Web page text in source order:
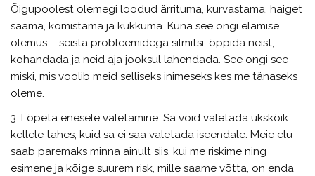
Õigupoolest olemegi loodud ärrituma, kurvastama, haiget
saama, komistama ja kukkuma. Kuna see ongi elamise
olemus – seista probleemidega silmitsi, õppida neist,
kohandada ja neid aja jooksul lahendada. See ongi see
miski, mis voolib meid selliseks inimeseks kes me tänaseks
oleme.
3. Lõpeta enesele valetamine. Sa võid valetada ükskõik
kellele tahes, kuid sa ei saa valetada iseendale. Meie elu
saab paremaks minna ainult siis, kui me riskime ning
esimene ja kõige suurem risk, mille saame võtta, on enda